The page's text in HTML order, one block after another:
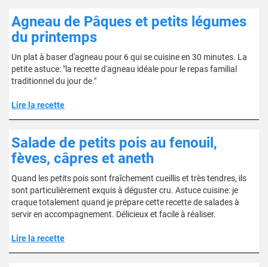
Agneau de Pâques et petits légumes
du printemps
Un plat à baser d'agneau pour 6 qui se cuisine en 30 minutes. La
petite astuce: "la recette d'agneau idéale pour le repas familial
traditionnel du jour de."
Lire la recette
Salade de petits pois au fenouil,
fèves, câpres et aneth
Quand les petits pois sont fraîchement cueillis et très tendres, ils
sont particulièrement exquis à déguster cru. Astuce cuisine: je
craque totalement quand je prépare cette recette de salades à
servir en accompagnement. Délicieux et facile à réaliser.
Lire la recette